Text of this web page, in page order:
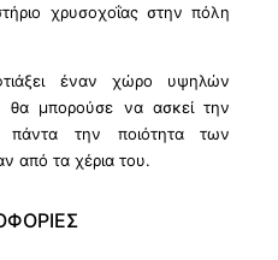
χρυσοχοΐας στην πόλη
έναν χώρο υψηλών
θα μπορούσε να ασκεί την
την ποιότητα των
από τα χέρια του.